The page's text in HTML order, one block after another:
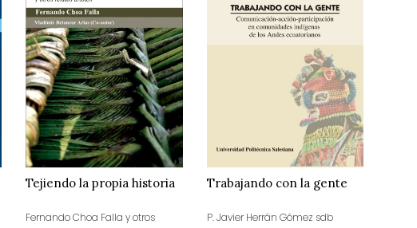
Tejiendo la propia historia
Fernando Choa Falla y otros
Trabajando con la gente
P. Javier Herrán Gómez sdb